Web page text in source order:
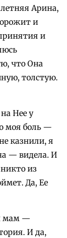
Арина,
и
и
что Она
толстую.
Нее у
моя боль —
казнили, я
— видела. И
из
Да, Ее
мам —
И да,